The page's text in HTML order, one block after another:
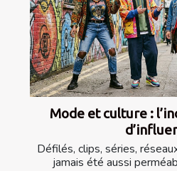
Mode et culture :
Défilés, clips, séries,
jamais été aussi